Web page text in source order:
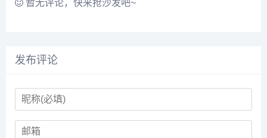
暂无评论，快来抢沙发吧~
发布评论